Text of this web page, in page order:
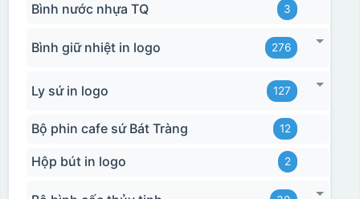
Bình nước nhựa TQ 3
Bình giữ nhiệt in logo 276
Ly sứ in logo 127
Bộ phin cafe sứ Bát Tràng 12
Hộp bút in logo 2